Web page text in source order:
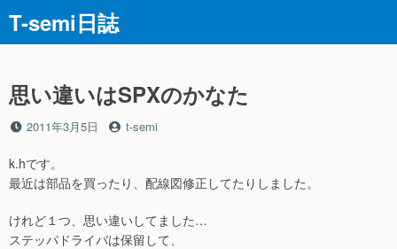
テ
へ
ス
ッ
プ
T-semi日誌
思い違いはSPXのかなた
投
日
2011年3月5日
投
t-semi
k.hです。
最近は部品を買ったり、配線図修正してたりしました。
けれど１つ、思い違いしてました…
ステッパドライバは保留して、